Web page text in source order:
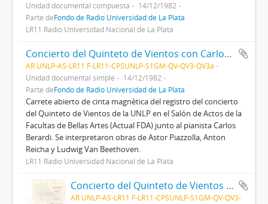
Unidad documental compuesta
14/12/1982
Parte deFondo de Radio Universidad de La Plata
LR11 Radio Universidad Nacional de La Plata
Concierto del Quinteto de Vientos con Carlos Berardi (piano)
AR UNLP-AS-LR11 F-LR11-CPSUNLP-S1GM-QV-QV3-QV3a
Unidad documental simple
14/12/1982
Parte deFondo de Radio Universidad de La Plata
Carrete abierto de cinta magnètica del registro del concierto
del Quinteto de Vientos de la UNLP en el Salón de Actos de la
Facultas de Bellas Artes (Actual FDA) junto al pianista Carlos
Berardi. Se interpretaron obras de Astor Piazzolla, Anton
Reicha y Ludwig Van Beethoven.
LR11 Radio Universidad Nacional de La Plata
Concierto del Quinteto de Vientos con Carlos Berardi (piano)
AR UNLP-AS-LR11 F-LR11-CPSUNLP-S1GM-QV-QV3-